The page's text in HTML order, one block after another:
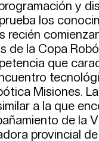
y
los
de la Copa
que
Misiones.
a la que
de la
provincial